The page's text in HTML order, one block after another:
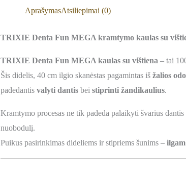
AprašymasAtsiliepimai (0)
TRIXIE Denta Fun MEGA kramtymo kaulas su
TRIXIE Denta Fun MEGA kaulas su vištiena – tai
Šis didelis, 40 cm ilgio skanėstas pagamintas iš žalios
padedantis valyti dantisbei stiprinti žandikaulius.
Kramtymo procesas ne tik padeda palaikyti švarius
nuobodulį.
Puikus pasirinkimas dideliems ir stipriems šunims –